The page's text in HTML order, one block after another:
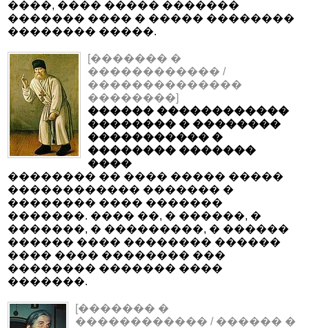
����, ���� ����� �������
������� ���� � ����� ��������
�������� �����.
[������� �
������������ /
��������������
��������]
������ ������������
�������� � ��������
����������� �
�������� �������
����
�������� �� ���� ����� �����
������������ ������� �
�������� ���� �������
�������. ���� ��, � ������, �
�������, � ���������, � ������
������ ���� �������� ������
���� ���� �������� ���
�������� ������� ����
�������.
[������� �
������������ / ������ �